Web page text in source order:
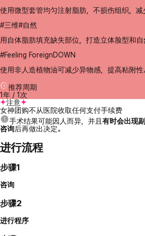
使用微型套管均匀注射脂肪，不损伤组织，减
#三维#自然
用自体脂肪填充缺失部位，打造立体脸型和自
#Feeling ForeignDOWN
使用非人造植物油可减少异物感，提高粘附性
推荐周期
1年 / 1次
注意
女神团购不从医院收取任何支付手续费
手术结果可能因人而异，并且 有时会出现
咨询后再做出决定。
进行流程
步骤1
咨询
步骤2
进行程序